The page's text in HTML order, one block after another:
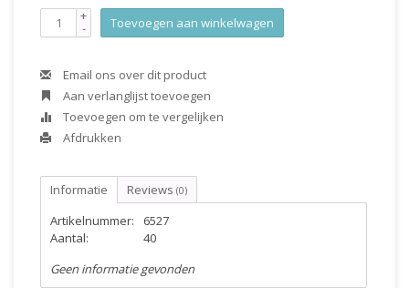
+
- Toevoegen aan winkelwagen
Email ons over dit product
Aan verlanglijst toevoegen
Toevoegen om te vergelijken
Afdrukken
Informatie Reviews (0)
Artikelnummer:
6527
Aantal:
40
Geen informatie gevonden